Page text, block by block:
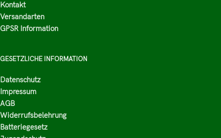
Kontakt
Versandarten
GPSR Information
GESETZLICHE INFORMATION
Datenschutz
Impressum
AGB
Widerrufsbelehrung
Batteriegesetz